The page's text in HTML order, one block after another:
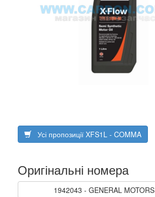
Усі пропозиції XFS1L - COMMA
Оригінальні номера
1942043 - GENERAL MOTORS